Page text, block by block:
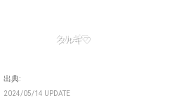
タルギ♡
出典:
2024/05/14 UPDATE